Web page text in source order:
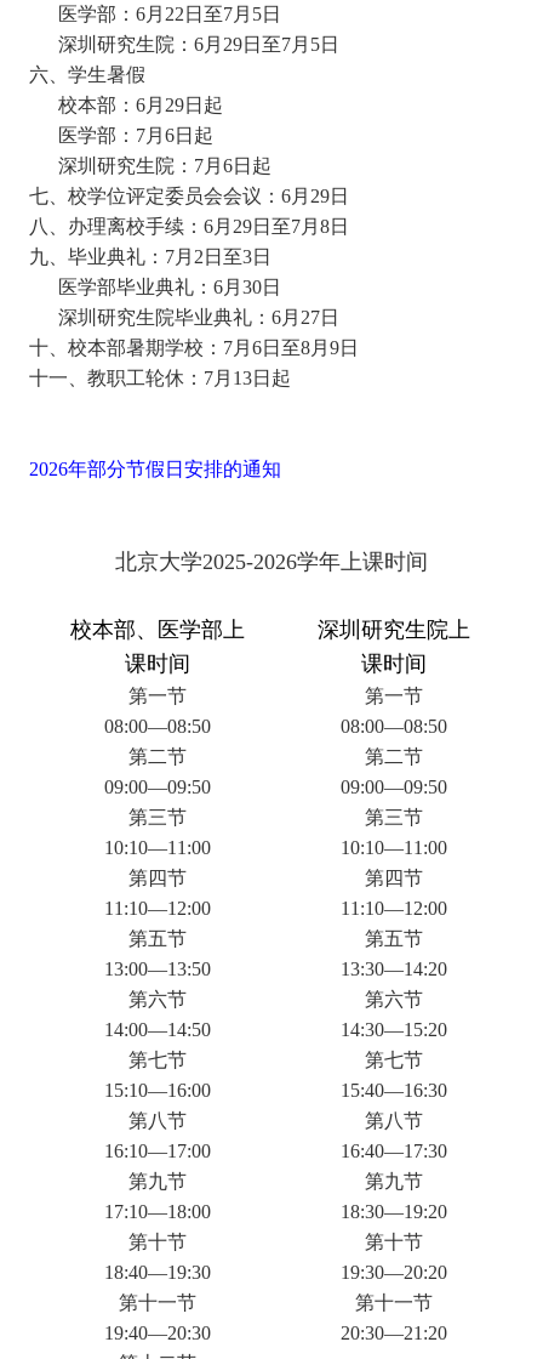
医学部：6月22日至7月5日
深圳研究生院：6月29日至7月5日
六、学生暑假
校本部：6月29日起
医学部：7月6日起
深圳研究生院：7月6日起
七、校学位评定委员会会议：6月29日
八、办理离校手续 ： 6月29日至7月8日
九、毕业典礼： 7月2日至3日
医学部毕业典礼： 6月30日
深圳研究生院毕业典礼 ： 6月27日
十、校本部暑期学校： 7月6日至8月9日
十一、教职工轮休 ： 7月13日起
2026年部分节假日安排的通知
北京大学2025-2026学年上课时间
校本部、
医学部上
课时间
深圳研究生院上
课时间
第一节
08:00—08:50
第一节
08:00—08:50
第二节
09:00—09:50
第二节
09:00—09:50
第三节
10:10—11:00
第三节
10:10—11:00
第四节
11:10—12:00
第四节
11:10—12:00
第五节
13:00—13:50
第五节
13:30—14:20
第六节
14:00—14:50
第六节
14:30—15:20
第七节
15:10—16:00
第七节
15:40—16:30
第八节
16:10—17:00
第八节
16:40—17:30
第九节
17:10—18:00
第九节
18:30—19:20
第十节
18:40—19:30
第十节
19:30—20:20
第十一节
19:40—20:30
第十一节
20:30—21:20